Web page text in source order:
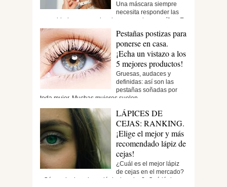
Una máscara siempre
necesita responder las
necesidades personales de un usuario específico. Es
un...
Pestañas postizas para
ponerse en casa.
¡Echa un vistazo a los
5 mejores productos!
Gruesas, audaces y
definidas: así son las
pestañas soñadas por
toda mujer. Muchas mujeres suelen...
LÁPICES DE
CEJAS: RANKING.
¡Elige el mejor y más
recomendado lápiz de
cejas!
¿Cuál es el mejor lápiz
de cejas en el mercado?
¿Cómo elegir un buen lápiz de cejas?¿Qué lápiz...